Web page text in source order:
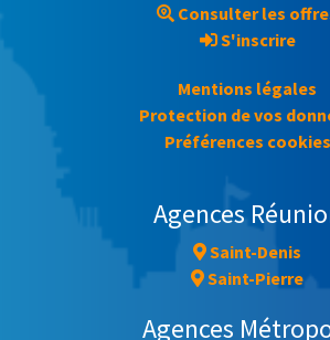
Agences
Saint-Denis
Saint-Pierre
Agences
Consulter les
S'inscrire
Mentions légales
Protection de vos
Préférences cookies